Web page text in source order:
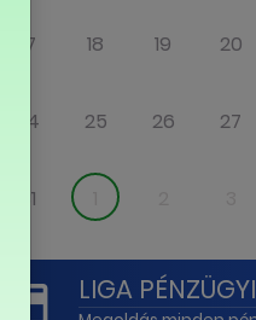
17 18 19 20
24 25 26 27
31
LIGA